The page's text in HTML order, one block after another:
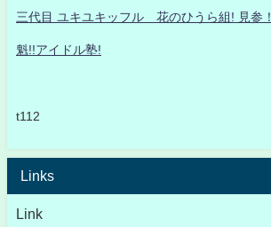
三代目 ユキユキッフル 花のひうら組! 見参！
魁!!アイドル塾!
t112
Links
Link